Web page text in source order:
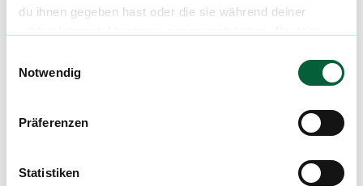
du ihnen gegeben hast oder die sie während deiner
Notwendig
Präferenzen
Statistiken